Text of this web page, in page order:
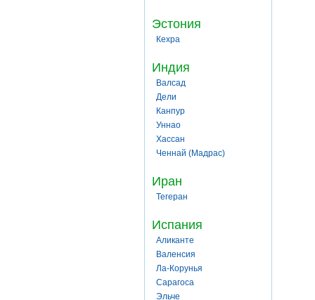
Эстония
Кехра
Индия
Валсад
Дели
Канпур
Уннао
Хассан
Ченнай (Мадрас)
Иран
Тегеран
Испания
Аликанте
Валенсия
Ла-Корунья
Сарагоса
Эльче